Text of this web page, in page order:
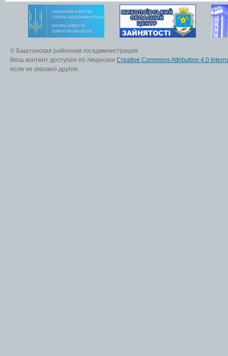
© Баштанская районная госадминистрация
Весь контент доступен по лицензии Creative Commons Attribution 4.0
если не указано другое.